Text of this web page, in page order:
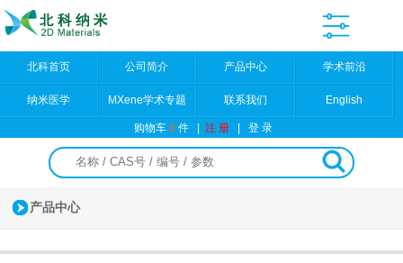
北科首页 公司简介 产品中心 学术前沿
纳米医学 MXene学术专题 联系我们 English
购物车0件 |注 册 |登 录
产品中心